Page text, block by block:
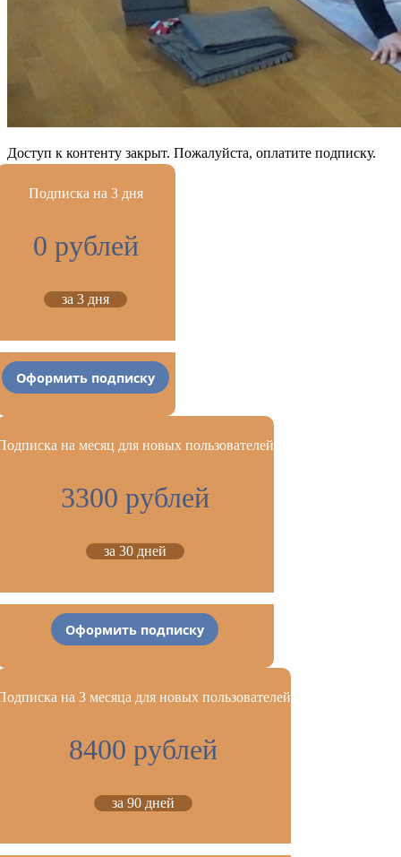
Доступ к контенту закрыт. Пожалуйста, оплатите подписку.
Подписка на 3 дня
0 рублей
за 3 дня
Оформить подписку
на месяц для новых пользователей
3300 рублей
за 30 дней
Оформить подписку
на 3 месяца для новых пользователей
8400 рублей
за 90 дней